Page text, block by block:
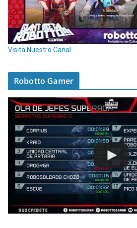
Visita Nuestro Canal
Robotto Gamer